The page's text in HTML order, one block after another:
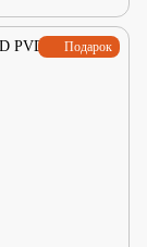
Подарок